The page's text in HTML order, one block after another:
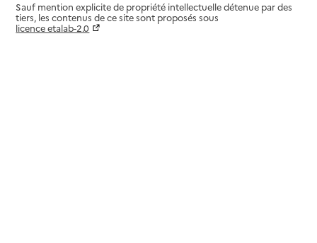
Sauf mention explicite de propriété intellectuelle détenue par des
tiers, les contenus de ce site sont proposés sous
licence etalab-2.0